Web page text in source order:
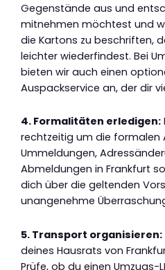
Gegenstände aus und
mitnehmen möchtest und
die Kartons zu beschriften,
leichter wiederfindest. Bei
bieten wir auch einen
Auspackservice an, der dir
4. Formalitäten erledigen:
rechtzeitig um die formalen
Ummeldungen,
Abmeldungen in Frankfurt
dich über die geltenden
unangenehme
5. Transport organisieren:
deines Hausrats von
Prüfe, ob du einen Umzugs-